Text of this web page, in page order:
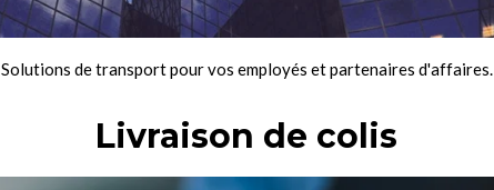
Solutions de transport pour vos employés et partenaires d'affaires.
Livraison de colis